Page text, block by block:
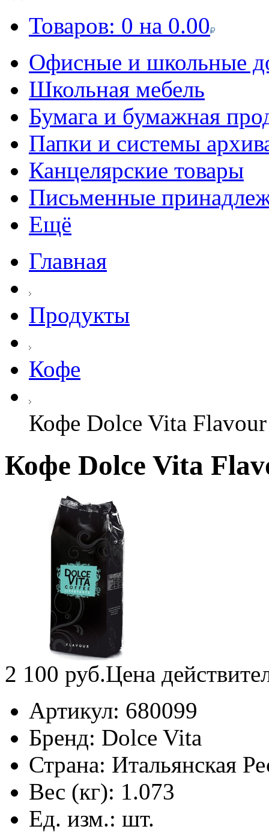
Товаров: 0 на 0.00
Офисные и школьные
Школьная мебель
Бумага и бумажная
Папки и системы
Канцелярские товары
Письменные
Ещё
Главная
Продукты
Кофе
Кофе Dolce Vita Flavour
Кофе Dolce Vita
2 100 руб.Цена
Артикул: 680099
Бренд: Dolce Vita
Страна: Итальянская
Вес (кг): 1.073
Ед. изм.: шт.